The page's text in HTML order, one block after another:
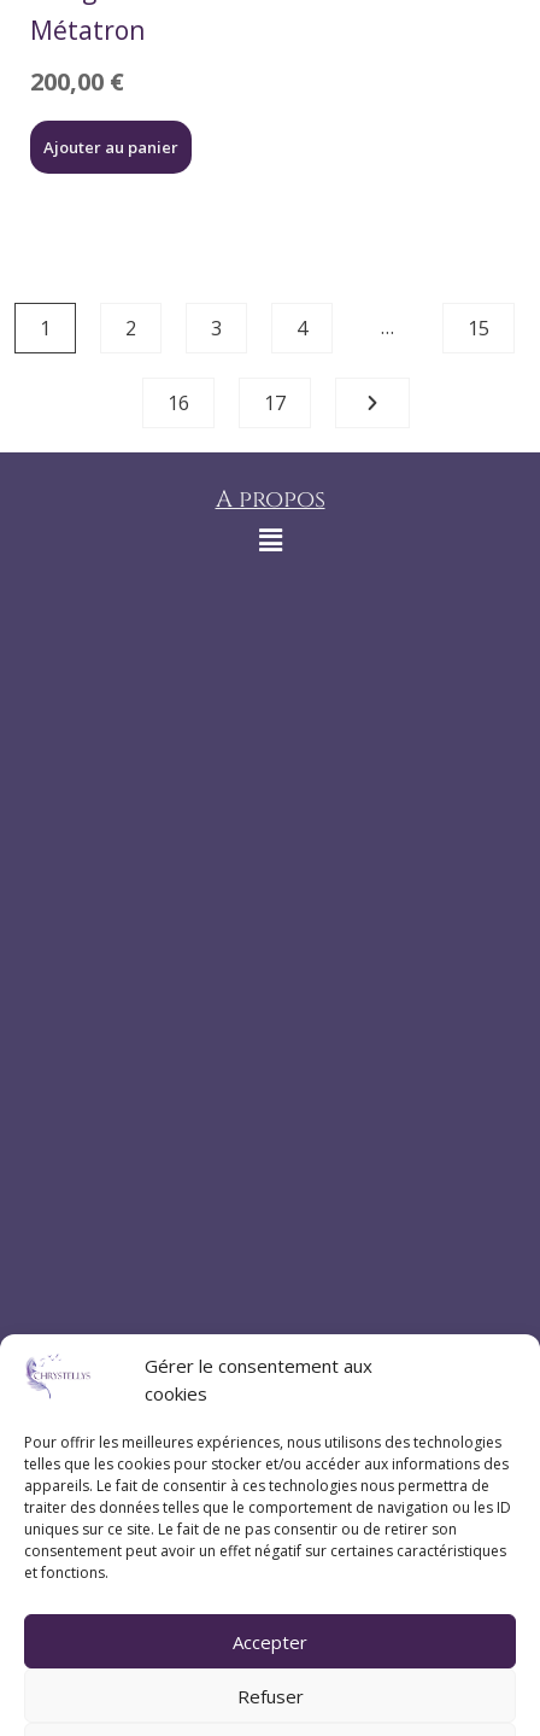
Gérer le consentement aux
cookies
Pour offrir les meilleures expériences, nous utilisons des technologies
telles que les cookies pour stocker et/ou accéder aux informations des
appareils. Le fait de consentir à ces technologies nous permettra de
traiter des données telles que le comportement de navigation ou les ID
uniques sur ce site. Le fait de ne pas consentir ou de retirer son
consentement peut avoir un effet négatif sur certaines caractéristiques
et fonctions.
Accepter
Refuser
Métatron
200,00 €
Ajouter au panier
1 2 3 4 … 15
16 17
A propos
Coordonnées
07 83 20 79 47
Pau (Pyrénées-Atlantiques 64)
Suivez Chrystellys